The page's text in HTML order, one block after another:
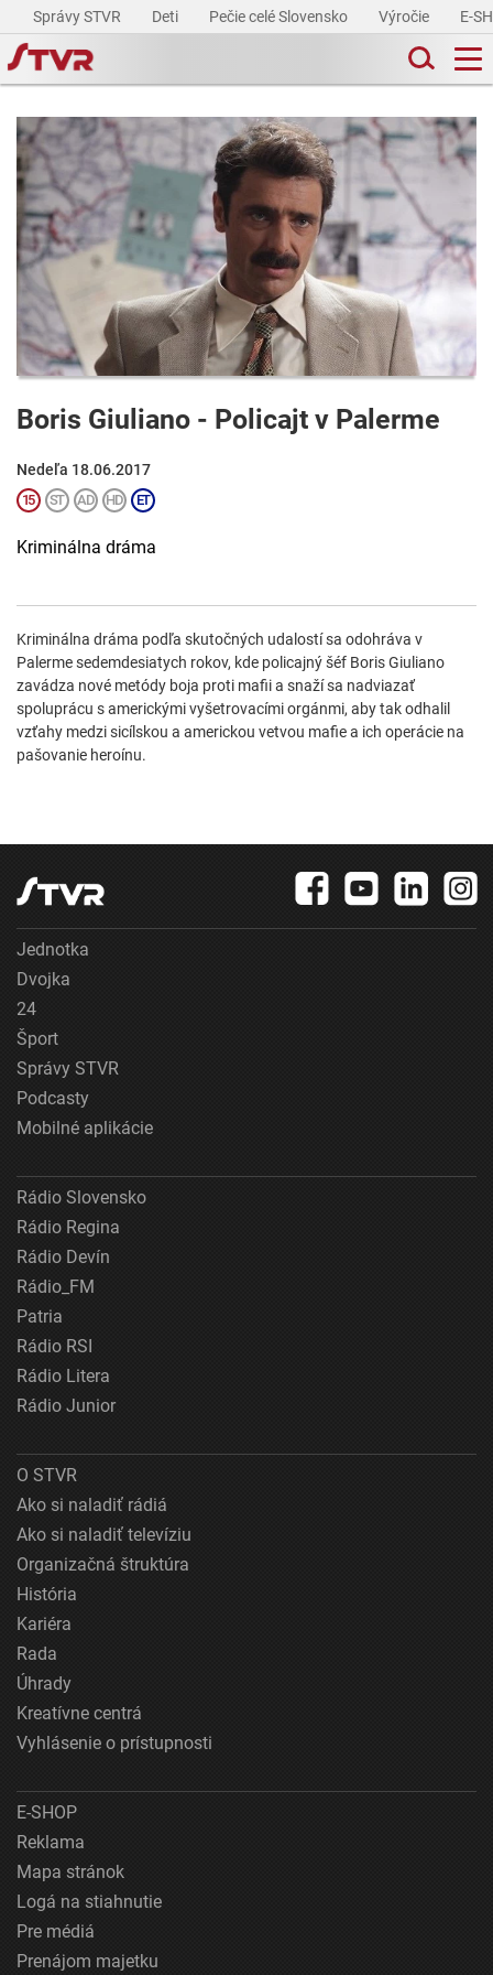
Správy STVR Deti Pečie celé Slovensko Výročie E-
Boris Giuliano - Policajt v Palerme
Nedeľa 18.06.2017
Kriminálna dráma
Kriminálna dráma podľa skutočných udalostí sa odohráva v
Palerme sedemdesiatych rokov, kde policajný šéf Boris Giuliano
zavádza nové metódy boja proti mafii a snaží sa nadviazať
spoluprácu s americkými vyšetrovacími orgánmi, aby tak odhalil
vzťahy medzi sicílskou a americkou vetvou mafie a ich operácie na
pašovanie heroínu.
Jednotka
Dvojka
24
Šport
Správy STVR
Podcasty
Mobilné aplikácie
Rádio Slovensko
Rádio Regina
Rádio Devín
Rádio_FM
Patria
Rádio RSI
Rádio Litera
Rádio Junior
O STVR
Ako si naladiť rádiá
Ako si naladiť televíziu
Organizačná štruktúra
História
Kariéra
Rada
Úhrady
Kreatívne centrá
Vyhlásenie o prístupnosti
E-SHOP
Reklama
Mapa stránok
Logá na stiahnutie
Pre médiá
Prenájom majetku